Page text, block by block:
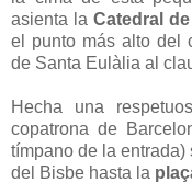
asienta la Catedral
el punto más alto del
de Santa Eulàlia al
Hecha una
copatrona de
tímpano de la
del Bisbe hasta la